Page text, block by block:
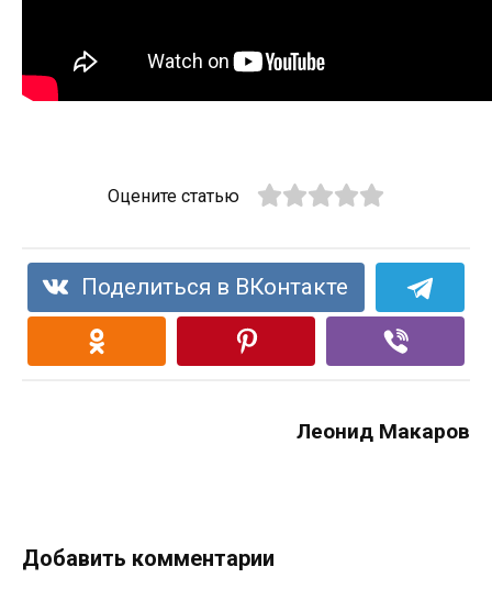
Оцените статью
Поделиться в ВКонтакте
Леонид Макаров
Добавить комментарии